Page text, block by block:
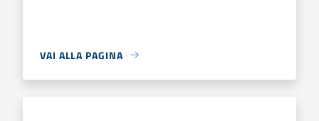
VAI ALLA PAGINA